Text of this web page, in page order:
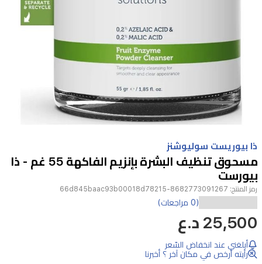
1
1
ذا بيوريست سوليوشنز
مسحوق تنظيف البشرة بإنزيم الفاكهة 55 غم - ذا
بيورست
رمز المنتج: 8682773091267-66d845baac93b00018d78215
(0 مراجعات)
25,500 د.ع
أبلغني عند انخفاض السّعر
رأيته أرخص في مكان آخر ؟ أخبرنا